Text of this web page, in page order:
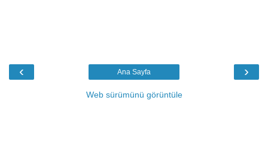
‹ ›
Ana Sayfa
Web sürümünü görüntüle